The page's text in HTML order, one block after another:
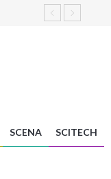
SCENA SCITECH